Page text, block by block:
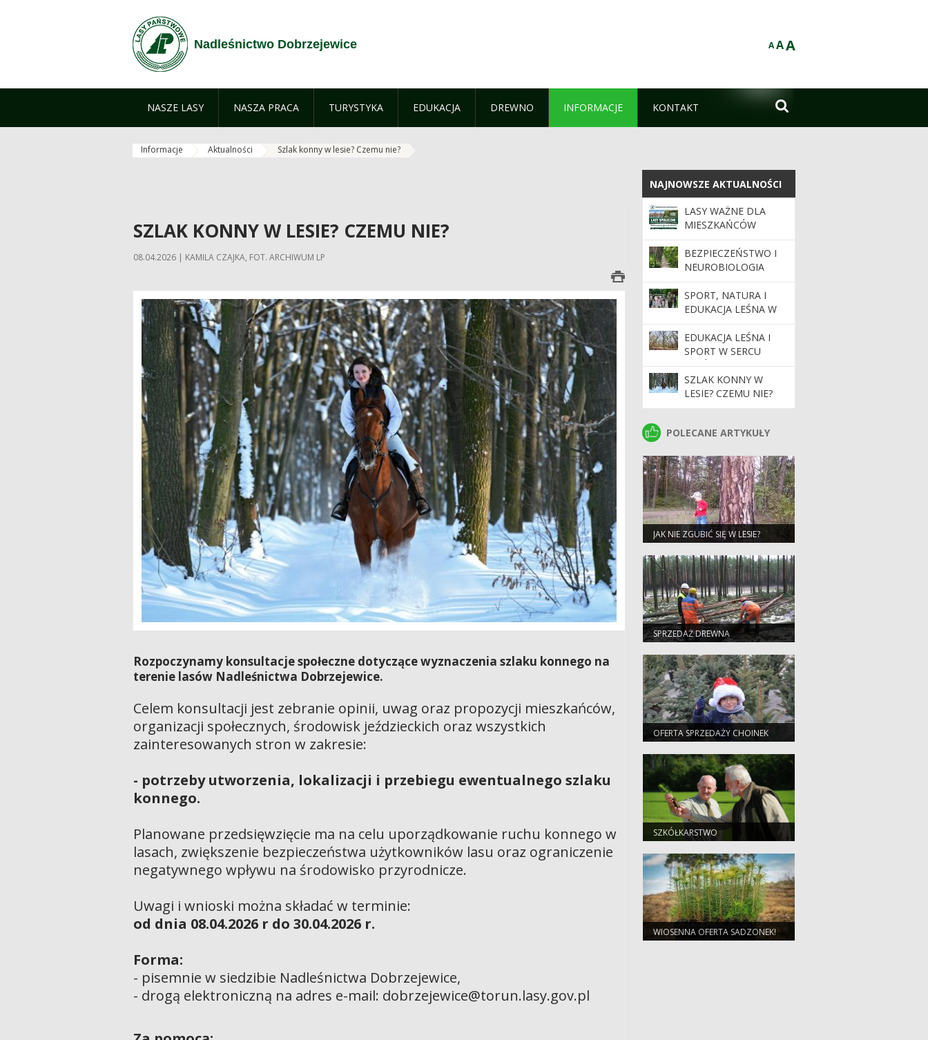
Nadleśnictwo Dobrzejewice AAA
NASZE LASY NASZA PRACA TURYSTYKA EDUKACJA DREWNO INFORMACJE KONTAKT 
Informacje Aktualności Szlak konny w lesie? Czemu nie?
SZLAK KONNY W LESIE? CZEMU NIE?
08.04.2026 | KAMILA CZAJKA, FOT. ARCHIWUM LP
Rozpoczynamy konsultacje społeczne dotyczące wyznaczenia szlaku konnego na
terenie lasów Nadleśnictwa Dobrzejewice.
Celem konsultacji jest zebranie opinii, uwag oraz propozycji mieszkańców,
organizacji społecznych, środowisk jeździeckich oraz wszystkich
zainteresowanych stron w zakresie:
- potrzeby utworzenia, lokalizacji i przebiegu ewentualnego szlaku
konnego.
Planowane przedsięwzięcie ma na celu uporządkowanie ruchu konnego w
lasach, zwiększenie bezpieczeństwa użytkowników lasu oraz ograniczenie
negatywnego wpływu na środowisko przyrodnicze.
Uwagi i wnioski można składać w terminie:
od dnia 08.04.2026 r do 30.04.2026 r.
Forma:
- pisemnie w siedzibie Nadleśnictwa Dobrzejewice,
- drogą elektroniczną na adres e-mail: dobrzejewice@torun.lasy.gov.pl
NAJNOWSZE AKTUALNOŚCI
NAJNOWSZE AKTUALNOŚCI
LASY WAŻNE DLA
MIESZKAŃCÓW
TORUNIA
BEZPIECZEŃSTWO I
NEUROBIOLOGIA
GĘSTWINY
SPORT, NATURA I
EDUKACJA LEŚNA W
SAMYM SERCU
TORUNIA!
EDUKACJA LEŚNA I
SPORT W SERCU
LASÓW
SPOŁECZNYCH
SZLAK KONNY W
LESIE? CZEMU NIE?
POLECANE ARTYKUŁY
POLECANE ARTYKUŁY
JAK NIE ZGUBIĆ SIĘ W LESIE?
SPRZEDAŻ DREWNA
OFERTA SPRZEDAŻY CHOINEK
2025
SZKÓŁKARSTWO
WIOSENNA OFERTA SADZONEK!